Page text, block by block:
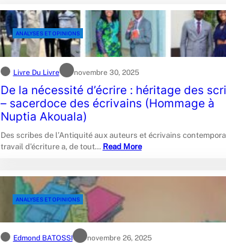
ANALYSES ET OPINIONS
Livre Du Livre novembre 30, 2025
De la nécessité d’écrire : héritage des
– sacerdoce des écrivains (Hommage à
Nuptia Akouala)
Des scribes de l’Antiquité aux auteurs et écrivains
travail d’écriture a, de tout… Read More
ANALYSES ET OPINIONS
Edmond BATOSSI novembre 26, 2025